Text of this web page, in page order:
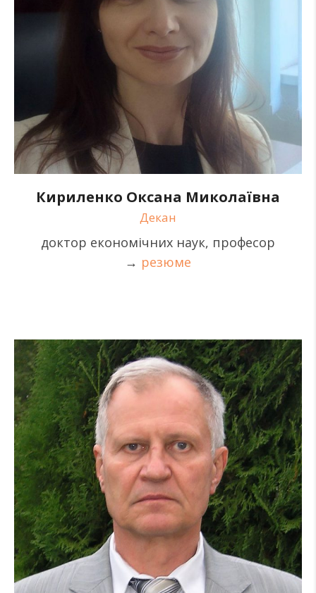
Кириленко Оксана Миколаївна
Декан
доктор економічних наук, професор
→ резюме